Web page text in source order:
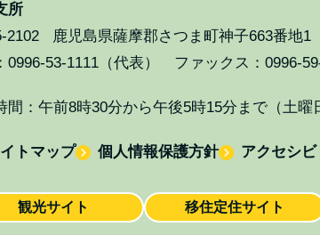
所
2102
鹿児島県薩摩郡さつま町神子663番地1
0996-53-1111（代表） ファックス：0996-
間：午前8時30分から午後5時15分まで（土曜
トマップ 個人情報保護方針 アクセシビ
観光サイト 移住定住サイト